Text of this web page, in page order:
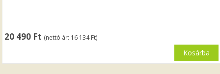
20 490 Ft (nettó ár: 16 134Ft)
Kosárba